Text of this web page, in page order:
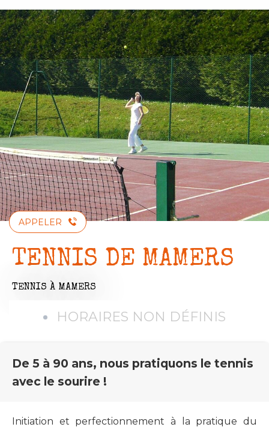
Aller
au
contenu
principal
APPELER
TENNIS DE MAMERS
TENNIS À MAMERS
HORAIRES NON DÉFINIS
De 5 à 90 ans, nous pratiquons le tennis
avec le sourire !
Initiation et perfectionnement à la pratique du